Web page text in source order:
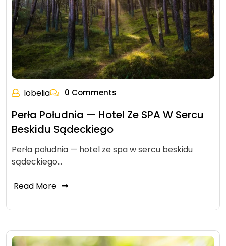
lobelia 0 Comments
Perła Południa — Hotel Ze SPA W Sercu
Beskidu Sądeckiego
Perła południa — hotel ze spa w sercu beskidu
sądeckiego…
Read More